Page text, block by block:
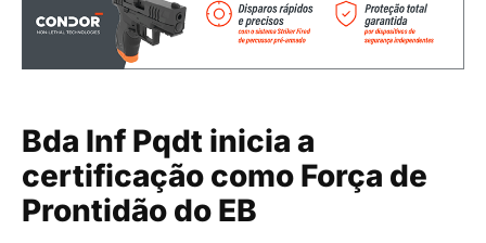
Bda Inf Pqdt inicia a
certificação como Força de
Prontidão do EB